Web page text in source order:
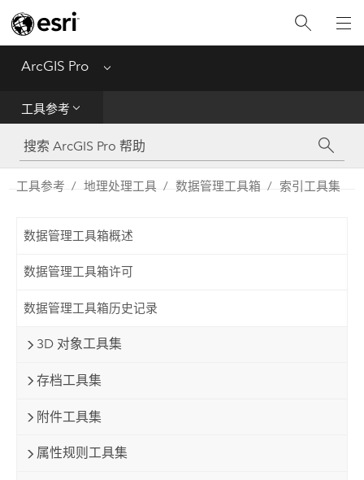
ArcGIS Pro Menu
工具参考
工具参考
Python
工具参考 地理处理工具 数据管理工具箱 索引工具集
数据管理工具箱概述
数据管理工具箱许可
数据管理工具箱历史记录
3D 对象工具集
存档工具集
附件工具集
属性规则工具集